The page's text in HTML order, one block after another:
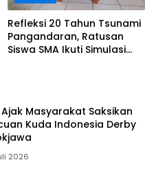
Refleksi 20 Tahun Tsunami
Pangandaran, Ratusan
Siswa SMA Ikuti Simulasi
Masyarakat Saksikan
Kuda Indonesia Derby
2026